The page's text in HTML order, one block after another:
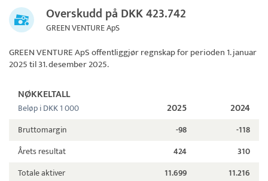
Overskudd på DKK 423.742
GREEN VENTURE ApS
GREEN VENTURE ApSoffentliggjør regnskap for perioden 1. januar
2025 til 31. desember 2025.
NØKKELTALL
Beløp i DKK 1 000 2025 2024
Bruttomargin -98
-118
Årets resultat
424
310
Totale aktiver
11.699
11.216